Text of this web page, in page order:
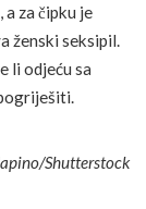
za čipku je
ženski seksipil.
li odjeću sa
Shutterstock